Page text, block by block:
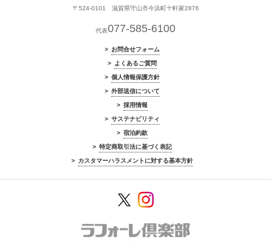
〒524-0101 滋賀県守山市今浜町十軒家2876
代表077-585-6100
お問合せフォーム
よくあるご質問
個人情報保護方針
外部送信について
採用情報
サステナビリティ
宿泊約款
特定商取引法に基づく表記
カスタマーハラスメントに対する基本方針